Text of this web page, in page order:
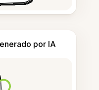
por IA